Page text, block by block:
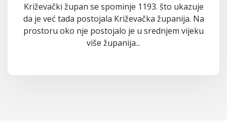
Križevački župan se spominje 1193. što ukazuje
da je već tada postojala Križevačka županija. Na
prostoru oko nje postojalo je u srednjem vijeku
više županija...